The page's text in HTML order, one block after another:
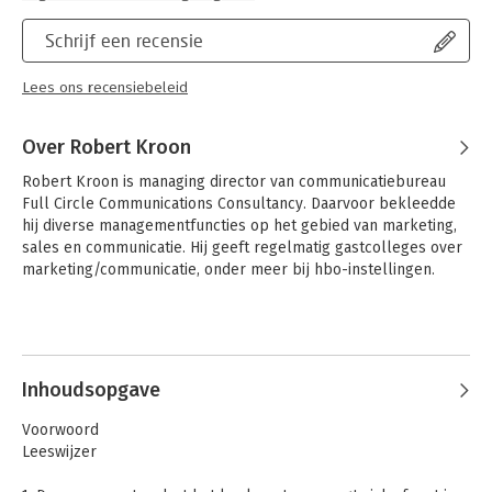
Schrijf een recensie
Lees ons recensiebeleid
Over Robert Kroon
Robert Kroon is managing director van communicatiebureau
Full Circle Communications Consultancy. Daarvoor bekleedde
hij diverse managementfuncties op het gebied van marketing,
sales en communicatie. Hij geeft regelmatig gastcolleges over
marketing/communicatie, onder meer bij hbo-instellingen.
Inhoudsopgave
Voorwoord
Leeswijzer